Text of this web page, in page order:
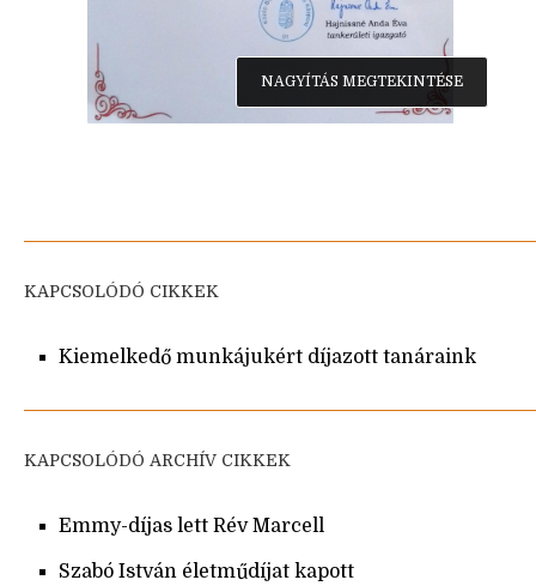
NAGYÍTÁS MEGTEKINTÉSE
KAPCSOLÓDÓ CIKKEK
Kiemelkedő munkájukért díjazott tanáraink
KAPCSOLÓDÓ ARCHÍV CIKKEK
Emmy-díjas lett Rév Marcell
Szabó István életműdíjat kapott